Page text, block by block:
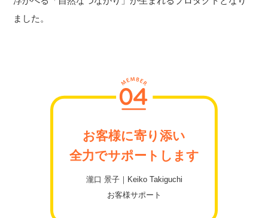
ました。
お客様に寄り添い
全力でサポートします
瀧口 景子｜Keiko Takiguchi
お客様サポート